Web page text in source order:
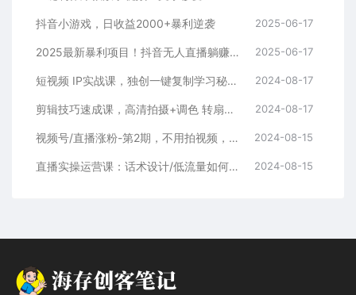
抖音小游戏，日收益2000+暴利逆袭 2025-06-17
2025最新暴利项目！抖音无人直播躺赚攻略！抖音无人直播3.0玩法！0门槛… 2025-06-17
短视频 IP实战课，独创一键复制学习秘籍，转战新领域，月赚五万轻松行 2024-08-17
剪辑技巧速成课，高清拍摄+调色 转扇子，建筑-抠图精通，新手秒变剪辑专家 2024-08-17
视频号/直播涨粉-第2期，不用拍视频，不用卖货，在直播间做菜，就可以搞钱 2024-08-15
直播实操运营课：话术设计/低流量如何提升/话术框架/全场燃爆/非常干货 2024-08-15